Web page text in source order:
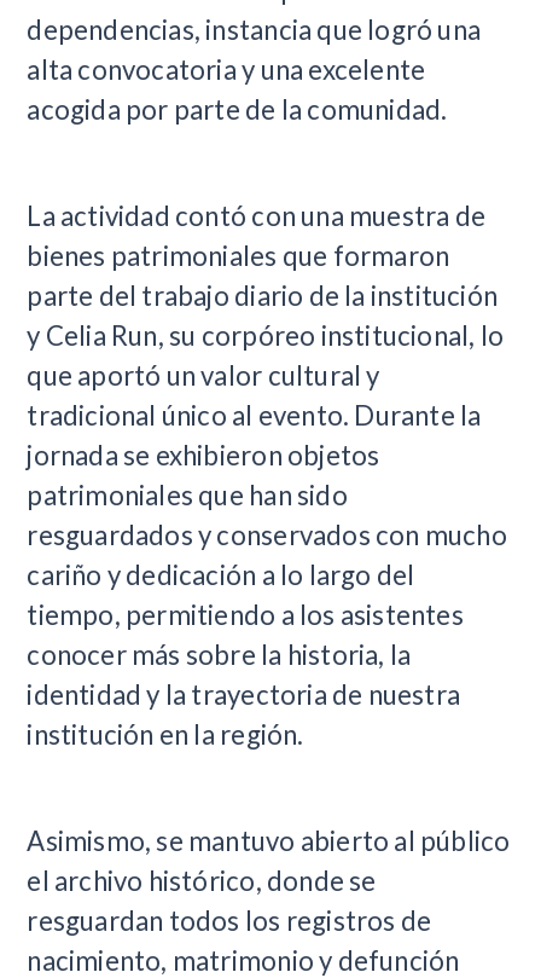
dependencias, instancia que logró una
alta convocatoria y una excelente
acogida por parte de la comunidad.
La actividad contó con una muestra de
bienes patrimoniales que formaron
parte del trabajo diario de la institución
y Celia Run, su corpóreo institucional, lo
que aportó un valor cultural y
tradicional único al evento. Durante la
jornada se exhibieron objetos
patrimoniales que han sido
resguardados y conservados con mucho
cariño y dedicación a lo largo del
tiempo, permitiendo a los asistentes
conocer más sobre la historia, la
identidad y la trayectoria de nuestra
institución en la región.
Asimismo, se mantuvo abierto al público
el archivo histórico, donde se
resguardan todos los registros de
nacimiento, matrimonio y defunción